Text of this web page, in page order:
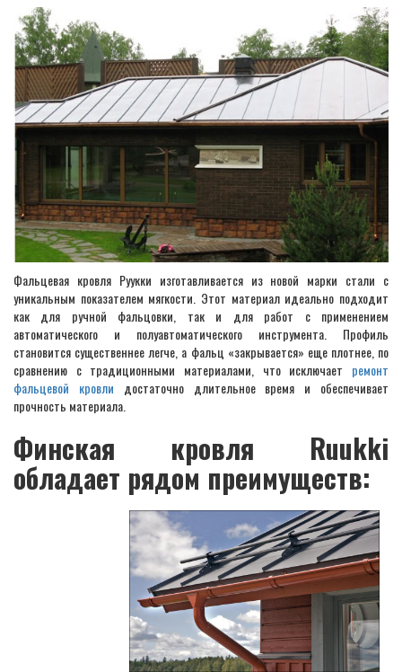
Фальцевая кровля Руукки изготавливается из новой марки стали с
уникальным показателем мягкости. Этот материал идеально подходит
как для ручной фальцовки, так и для работ с применением
автоматического и полуавтоматического инструмента. Профиль
становится существеннее легче, а фальц «закрывается» еще плотнее, по
сравнению с традиционными материалами, что исключает ремонт
фальцевой кровли достаточно длительное время и обеспечивает
прочность материала.
Финская кровля Ruukki
обладает рядом преимуществ: